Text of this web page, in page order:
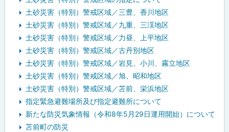
土砂災害（特別）警戒区域／三豊、香川地区
土砂災害（特別）警戒区域／九重、三渓地区
土砂災害（特別）警戒区域／力昼、上平地区
土砂災害（特別）警戒区域／古丹別地区
土砂災害（特別）警戒区域／岩見、小川、霧立地区
土砂災害（特別）警戒区域／旭、昭和地区
土砂災害（特別）警戒区域／苫前、栄浜地区
指定緊急避難場所及び指定避難所について
新たな防災気象情報（令和8年5月29日運用開始）について
苫前町の防災